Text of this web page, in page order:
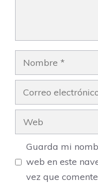
Nombre
Correo
electrónico
Web
Guarda mi
web en este
vez que